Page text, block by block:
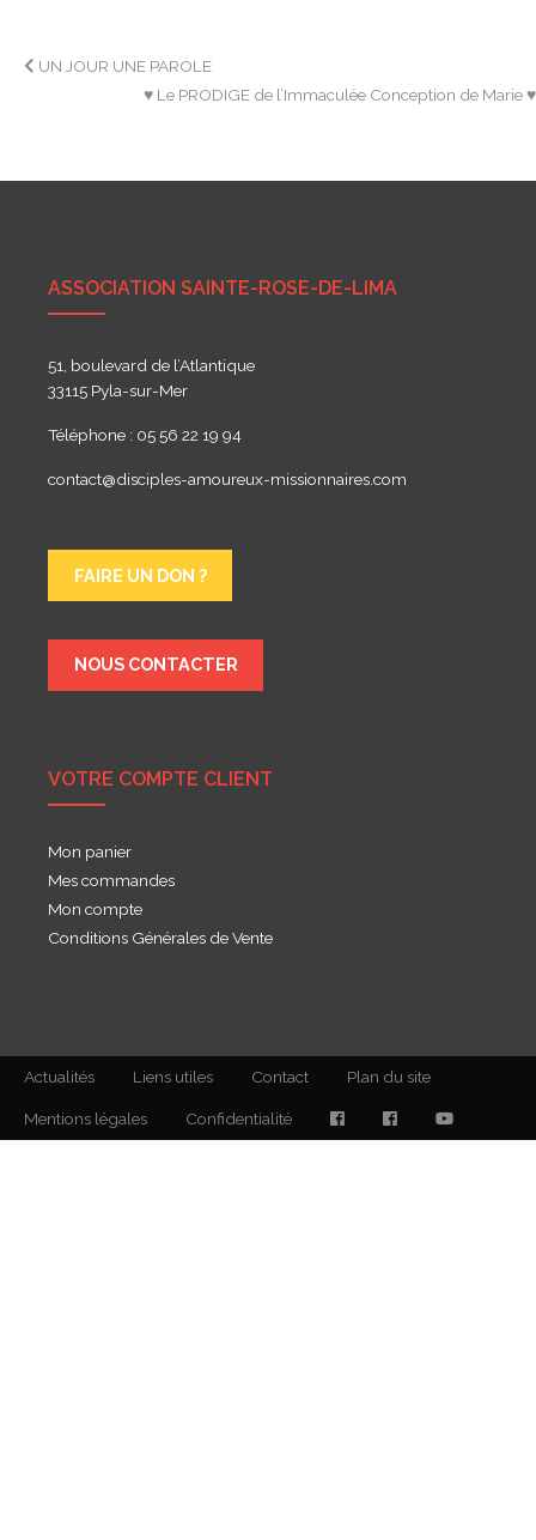
Navigation
l’article
UN JOUR UNE PAROLE
♥ Le PRODIGE de l’Immaculée Conception de Marie
ASSOCIATION SAINTE-ROSE-DE-LIMA
51, boulevard de l’Atlantique
33115 Pyla-sur-Mer
Téléphone : 05 56 22 19 94
contact@disciples-amoureux-missionnaires.com
FAIRE UN DON ?
NOUS CONTACTER
VOTRE COMPTE CLIENT
Mon panier
Mes commandes
Mon compte
Conditions Générales de Vente
Actualités Liens utiles Contact Plan du site
Mentions légales Confidentialité